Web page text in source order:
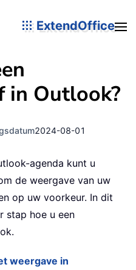
ExtendOffice
in Outlook?
2024-08-01
agenda kunt u
de weergave van uw
op uw voorkeur. In dit
stap hoe u een
weergave in